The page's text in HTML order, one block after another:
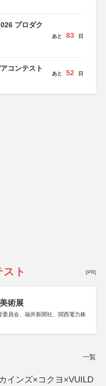
プロダク
あと 83 日
コンテスト
あと 52 日
ト [PR]
術展
委員会、福井新聞社、関西電力株
一覧
インズ×コクヨ×VUILD